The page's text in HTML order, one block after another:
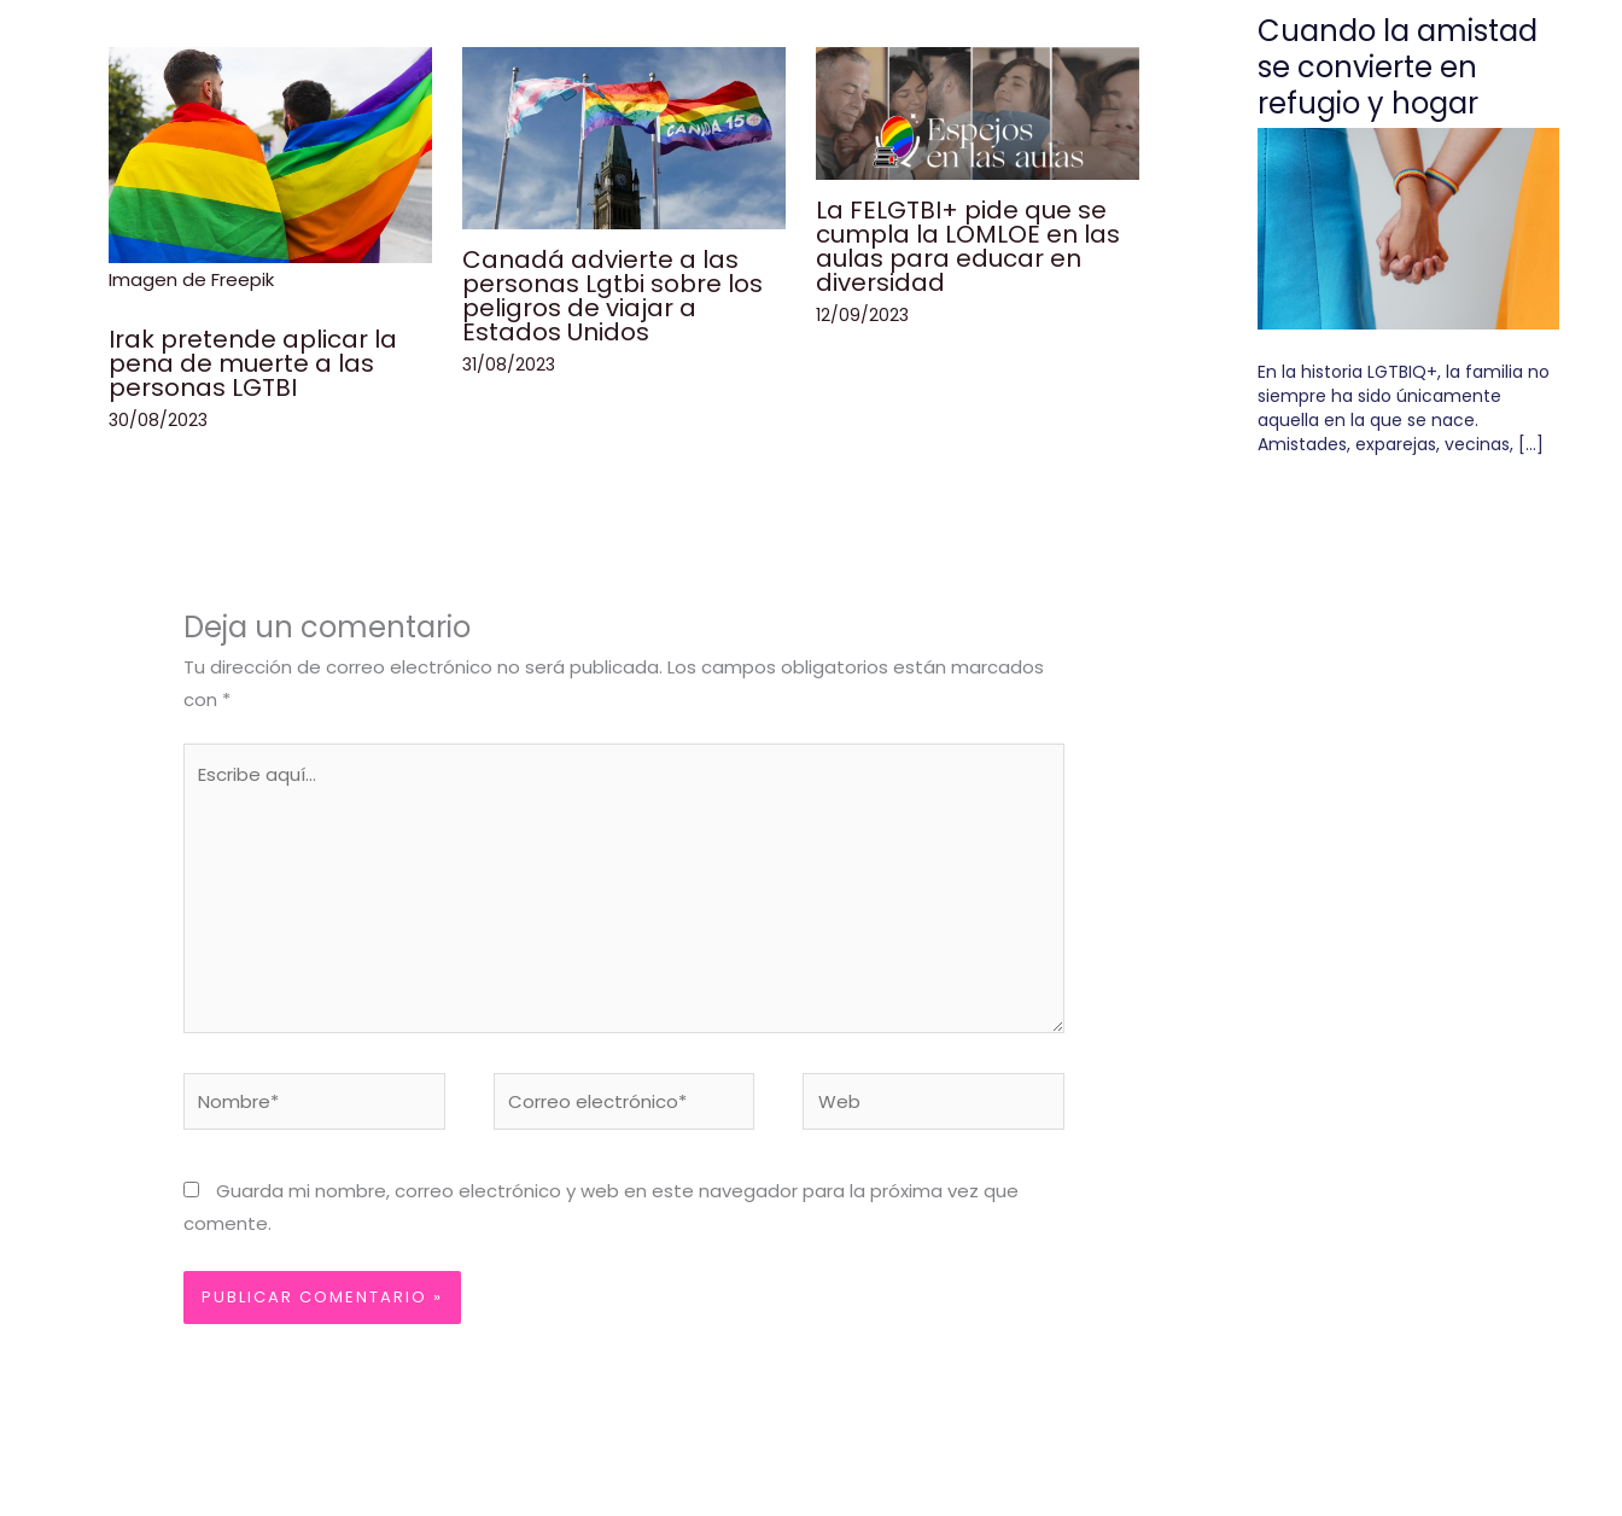
Imagen de Freepik
Irak pretende aplicar la
pena de muerte a las
personas LGTBI
30/08/2023
Canadá advierte a las
personas Lgtbi sobre los
peligros de viajar a
Estados Unidos
31/08/2023
La FELGTBI+ pide que se
cumpla la LOMLOE en las
aulas para educar en
diversidad
12/09/2023
Deja un comentario
Tu dirección de correo electrónico no será publicada. Los campos obligatorios están marcados
con *
Guarda mi nombre, correo electrónico y web en este navegador para la próxima vez que
comente.
Cuando la amistad
se convierte en
refugio y hogar
En la historia LGTBIQ+, la familia no
siempre ha sido únicamente
aquella en la que se nace.
Amistades, exparejas, vecinas, […]